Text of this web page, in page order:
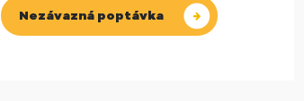
Nezávazná poptávka